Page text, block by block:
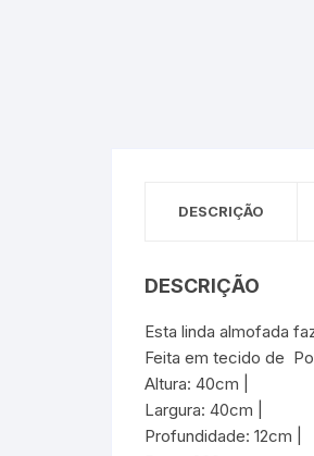
DESCRIÇÃO
DESCRIÇÃO
Esta linda almofada
Feita em tecido de
Altura: 40cm |
Largura: 40cm |
Profundidade: 12cm |